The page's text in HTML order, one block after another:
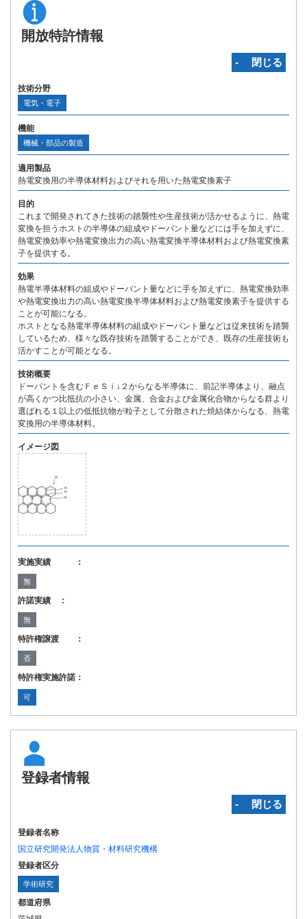
開放特許情報
‐ 閉じる
技術分野
電気・電子
機能
機械・部品の製造
適用製品
熱電変換用の半導体材料およびそれを用いた熱電変換素子
目的
これまで開発されてきた技術の踏襲性や生産技術が活かせるように、熱電
変換を担うホストの半導体の組成やドーパント量などには手を加えずに、
熱電変換効率や熱電変換出力の高い熱電変換半導体材料および熱電変換素
子を提供する。
効果
熱電半導体材料の組成やドーパント量などに手を加えずに、熱電変換効率
や熱電変換出力の高い熱電変換半導体材料および熱電変換素子を提供する
ことが可能になる。
ホストとなる熱電半導体材料の組成やドーパント量などは従来技術を踏襲
しているため、様々な既存技術を踏襲することができ、既存の生産技術も
活かすことが可能となる。
技術概要
ドーパントを含むＦｅＳｉ↓２からなる半導体に、前記半導体より、融点
が高くかつ比抵抗の小さい、金属、合金および金属化合物からなる群より
選ばれる１以上の低抵抗物が粒子として分散された焼結体からなる、熱電
変換用の半導体材料。
イメージ図
実施実績 ：
無
許諾実績 ：
無
特許権譲渡 ：
否
特許権実施許諾：
可
登録者情報
‐ 閉じる
登録者名称
国立研究開発法人物質・材料研究機構
登録者区分
学術研究
都道府県